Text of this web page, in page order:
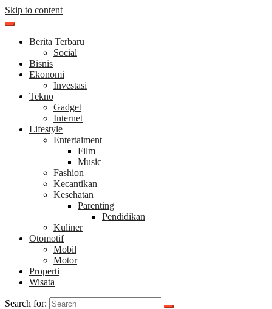
Skip to content
Berita Terbaru
Social
Bisnis
Ekonomi
Investasi
Tekno
Gadget
Internet
Lifestyle
Entertaiment
Film
Music
Fashion
Kecantikan
Kesehatan
Parenting
Pendidikan
Kuliner
Otomotif
Mobil
Motor
Properti
Wisata
Search for: